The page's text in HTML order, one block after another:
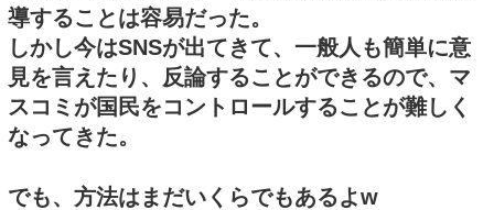
導することは容易だった。
しかし今はSNSが出てきて、一般人も簡単に意
見を言えたり、反論することができるので、マ
スコミが国民をコントロールすることが難しく
なってきた。
でも、方法はまだいくらでもあるよw